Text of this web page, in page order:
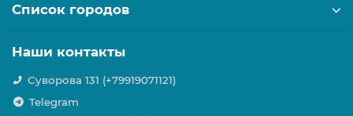
Список городов
Наши контакты
Суворова 131 (+79919071121)
Telegram